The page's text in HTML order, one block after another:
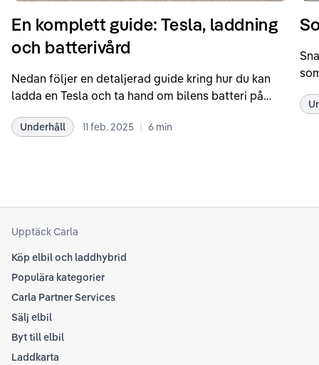
En komplett guide: Tesla, laddning
och batterivård
Nedan följer en detaljerad guide kring hur du kan
ladda en Tesla och ta hand om bilens batteri på
rekommendationer samt våra egna erfarenheter
Underhåll 11 feb. 2025 | 6 min
att
Upptäck Carla
Köp elbil och laddhybrid
Populära kategorier
Carla Partner Services
Sälj elbil
Byt till elbil
Laddkarta